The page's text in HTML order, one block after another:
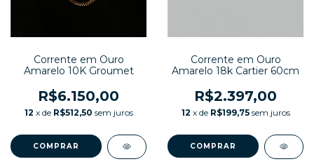
Corrente em Ouro
Amarelo 10K Groumet
R$6.150,00
12 x de R$512,50 sem juros
COMPRAR
Corrente em Ouro
Amarelo 18k Cartier 60cm
R$2.397,00
12 x de R$199,75 sem juros
COMPRAR